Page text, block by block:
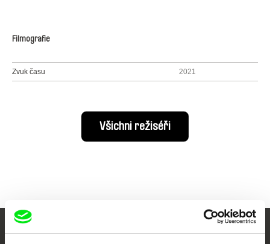
Filmografie
Zvuk času 2021
Všichni režiséři